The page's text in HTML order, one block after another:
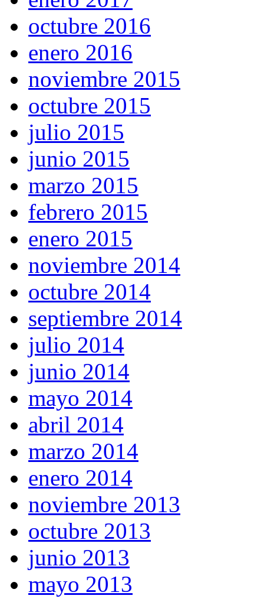
octubre 2016
enero 2016
noviembre 2015
octubre 2015
julio 2015
junio 2015
marzo 2015
febrero 2015
enero 2015
noviembre 2014
octubre 2014
septiembre 2014
julio 2014
junio 2014
mayo 2014
abril 2014
marzo 2014
enero 2014
noviembre 2013
octubre 2013
junio 2013
mayo 2013